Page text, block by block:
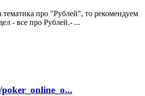
тематика про "Рублей", то рекомендуем
- все про Рублей.- ...